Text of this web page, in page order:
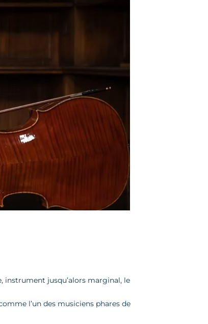
instrument jusqu’alors marginal, le
l’un des musiciens phares de